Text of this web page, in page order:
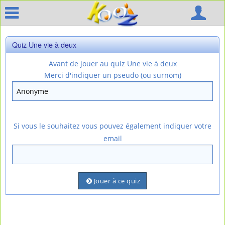
Quiz Une vie à deux
Avant de jouer au quiz Une vie à deux
Merci d'indiquer un pseudo (ou surnom)
Si vous le souhaitez vous pouvez également indiquer votre
email
Jouer à ce quiz